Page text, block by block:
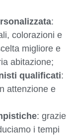
:
colorazioni e
migliore e
abitazione;
qualificati:
attenzione e
: grazie
i tempi